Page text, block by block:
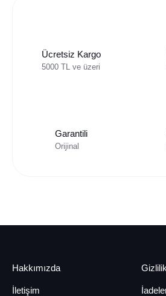
Ücretsiz Kargo
5000 TL ve üzeri
Garantili
Orijinal
Hakkımızda
İletişim